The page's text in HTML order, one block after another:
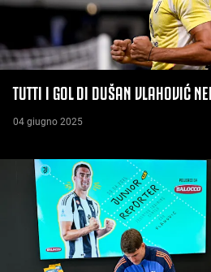
TUTTI I GOL DI DUŠAN VLAHOVIĆ
04 giugno 2025